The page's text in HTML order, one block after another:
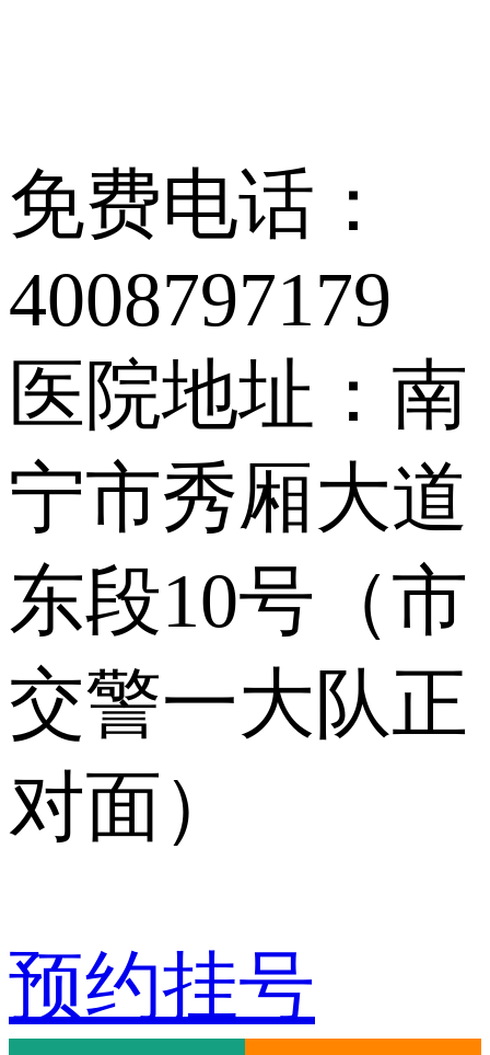
免费电话：
4008797179
医院地址：南
宁市秀厢大道
东段10号（市
交警一大队正
对面）
预约挂号